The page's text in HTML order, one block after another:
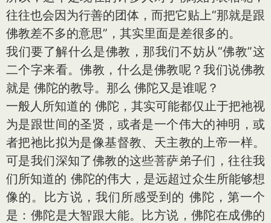
往往也会因为行善的团体，而把它贴上“那就是跟
佛教差不多的意思”，其实里面是差很多的。
我们要了解什么是佛教，那我们不妨从“佛教”这
二个字来看。佛教，什么是佛教呢？我们说佛教
就是 佛陀的教导。那么 佛陀又是谁呢？
一般人所知道的 佛陀，其实可能都仅止于把祂视
为是跟世间的圣贤，或者是一个伟大的神明，或
者把祂比拟为是像基督教、天主教的上帝一样。
可是我们深知了佛教的这些菩萨弟子们，往往我
们所知道的 佛陀的伟大，是远超过众生所能够想
像的。比方说，我们所感受到的 佛陀，第一个
是：佛陀是大智跟大能。比方说，佛陀在成佛的